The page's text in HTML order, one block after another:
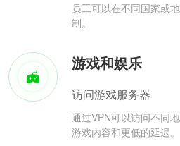
员工可以在不同国家或
制。
游戏和娱乐
访问游戏服务器
通过VPN可以访问不同
游戏内容和更低的延迟。